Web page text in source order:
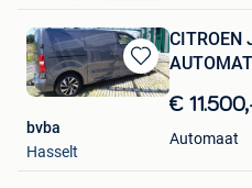
Bewaren
in
Favorieten
CITROEN
€
Automaat
bvba
Hasselt